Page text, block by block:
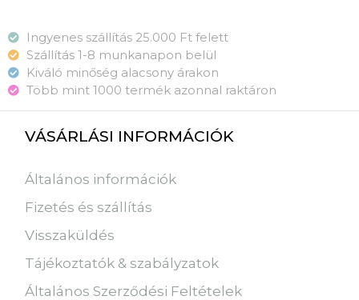
Ingyenes szállítás 25.000 Ft felett
Szállítás 1-8 munkanapon belül
Kiváló minőség alacsony árakon
Több mint 1000 termék azonnal raktáron
VÁSÁRLÁSI INFORMÁCIÓK
Általános információk
Fizetés és szállítás
Visszaküldés
Tájékoztatók & szabályzatok
Általános Szerződési Feltételek